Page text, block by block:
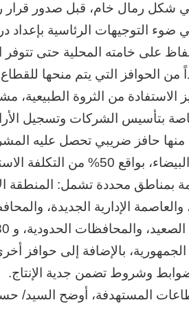
في ضوء التوجيهات الرئاسية
على خامته المحلية حتى تتوفر
الحوافز التي يتم منحها
من الثروة الطبيعية،
بتأسيس الشركات وتسجيل
منها حافز ضريبي تحصل عليه
إقامة مجمعات صناعية لخام الرمال
بمناطق محددة تشمل: المنطقة
الإدارية الجديدة،
بالإضافة إلى حوافز
ضوابط وشروط تضمن جدية الإنتاج.
المستهدفة، أوضح السيد/